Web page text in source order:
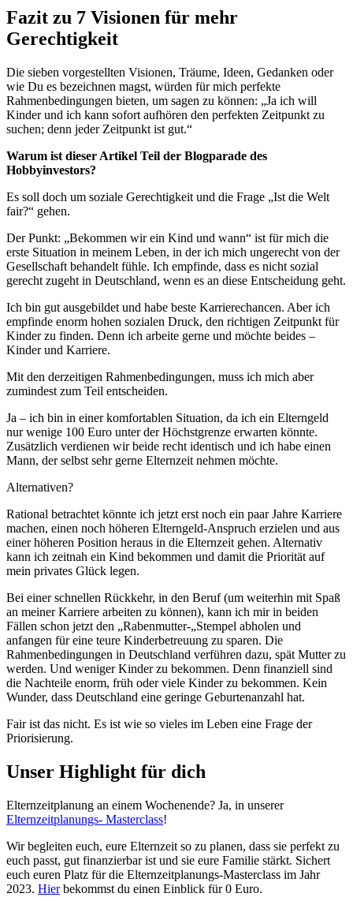
Fazit zu 7 Visionen für mehr
Gerechtigkeit
Die sieben vorgestellten Visionen, Träume, Ideen, Gedanken oder
wie Du es bezeichnen magst, würden für mich perfekte
Rahmenbedingungen bieten, um sagen zu können: „Ja ich will
Kinder und ich kann sofort aufhören den perfekten Zeitpunkt zu
suchen; denn jeder Zeitpunkt ist gut.“
Warum ist dieser Artikel Teil der Blogparade des
Hobbyinvestors?
Es soll doch um soziale Gerechtigkeit und die Frage „Ist die Welt
fair?“ gehen.
Der Punkt: „Bekommen wir ein Kind und wann“ ist für mich die
erste Situation in meinem Leben, in der ich mich ungerecht von der
Gesellschaft behandelt fühle. Ich empfinde, dass es nicht sozial
gerecht zugeht in Deutschland, wenn es an diese Entscheidung geht.
Ich bin gut ausgebildet und habe beste Karrierechancen. Aber ich
empfinde enorm hohen sozialen Druck, den richtigen Zeitpunkt für
Kinder zu finden. Denn ich arbeite gerne und möchte beides –
Kinder und Karriere.
Mit den derzeitigen Rahmenbedingungen, muss ich mich aber
zumindest zum Teil entscheiden.
Ja – ich bin in einer komfortablen Situation, da ich ein Elterngeld
nur wenige 100 Euro unter der Höchstgrenze erwarten könnte.
Zusätzlich verdienen wir beide recht identisch und ich habe einen
Mann, der selbst sehr gerne Elternzeit nehmen möchte.
Alternativen?
Rational betrachtet könnte ich jetzt erst noch ein paar Jahre Karriere
machen, einen noch höheren Elterngeld-Anspruch erzielen und aus
einer höheren Position heraus in die Elternzeit gehen. Alternativ
kann ich zeitnah ein Kind bekommen und damit die Priorität auf
mein privates Glück legen.
Bei einer schnellen Rückkehr, in den Beruf (um weiterhin mit Spaß
an meiner Karriere arbeiten zu können), kann ich mir in beiden
Fällen schon jetzt den „Rabenmutter-„Stempel abholen und
anfangen für eine teure Kinderbetreuung zu sparen. Die
Rahmenbedingungen in Deutschland verführen dazu, spät Mutter zu
werden. Und weniger Kinder zu bekommen. Denn finanziell sind
die Nachteile enorm, früh oder viele Kinder zu bekommen. Kein
Wunder, dass Deutschland eine geringe Geburtenanzahl hat.
Fair ist das nicht. Es ist wie so vieles im Leben eine Frage der
Priorisierung.
Unser Highlight für dich
Elternzeitplanung an einem Wochenende? Ja, in unserer
Elternzeitplanungs- Masterclass!
Wir begleiten euch, eure Elternzeit so zu planen, dass sie perfekt zu
euch passt, gut finanzierbar ist und sie eure Familie stärkt. Sichert
euch euren Platz für die Elternzeitplanungs-Masterclass im Jahr
2023. Hierbekommst du einen Einblick für 0 Euro.